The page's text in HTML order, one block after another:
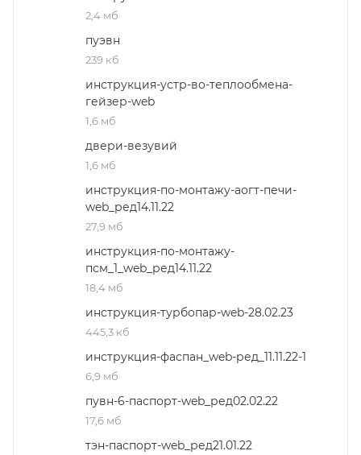
2,4 мб
пуэвн
239 кб
инструкция-устр-во-теплообмена-
гейзер-web
1,6 мб
двери-везувий
1,6 мб
инструкция-по-монтажу-аогт-печи-
web_ред14.11.22
27,9 мб
инструкция-по-монтажу-
псм_1_web_ред14.11.22
18,4 мб
инструкция-турбопар-web-28.02.23
445,3 кб
инструкция-фаспан_web-ред_11.11.22-1
6,9 мб
пувн-6-паспорт-web_ред02.02.22
17,6 мб
тэн-паспорт-web_ред21.01.22